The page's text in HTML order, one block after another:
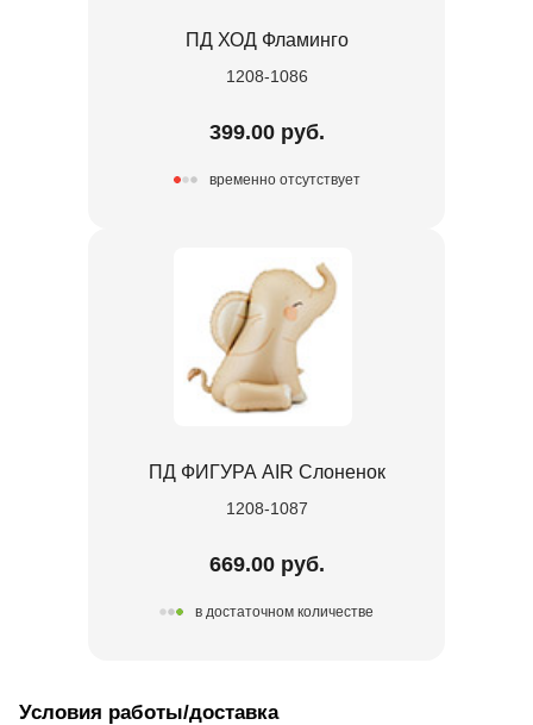
ПД ХОД Фламинго
1208-1086
399.00 руб.
временно отсутствует
ПД ФИГУРА AIR Слоненок
1208-1087
669.00 руб.
в достаточном количестве
Условия работы/доставка